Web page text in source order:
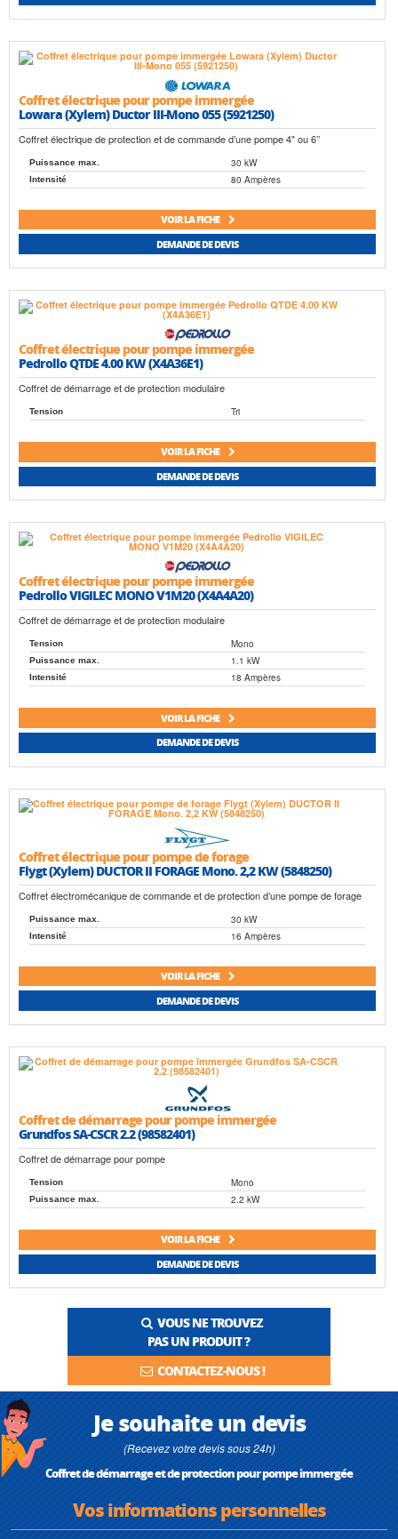
Coffret électrique pour pompe immergée
Lowara (Xylem) Ductor III-Mono 055 (5921250)
Coffret électrique de protection et de commande d’une pompe 4" ou 6’’
Puissance max. 30 kW
Intensité 80 Ampères
VOIR LA FICHE
DEMANDE DE DEVIS
Coffret électrique pour pompe immergée
Pedrollo QTDE 4.00 KW (X4A36E1)
Coffret de démarrage et de protection modulaire
Tension Tri
VOIR LA FICHE
DEMANDE DE DEVIS
Coffret électrique pour pompe immergée
Pedrollo VIGILEC MONO V1M20 (X4A4A20)
Coffret de démarrage et de protection modulaire
Tension Mono
Puissance max. 1.1 kW
Intensité 18 Ampères
VOIR LA FICHE
DEMANDE DE DEVIS
Coffret électrique pour pompe de forage
Flygt (Xylem) DUCTOR II FORAGE Mono. 2,2 KW (5848250)
Coffret électromécanique de commande et de protection d’une pompe de forage
Puissance max. 30 kW
Intensité 16 Ampères
VOIR LA FICHE
DEMANDE DE DEVIS
Coffret de démarrage pour pompe immergée
Grundfos SA-CSCR 2.2 (98582401)
Coffret de démarrage pour pompe
Tension Mono
Puissance max. 2.2 kW
VOIR LA FICHE
DEMANDE DE DEVIS
VOUS NE TROUVEZ
PAS UN PRODUIT ?
CONTACTEZ-NOUS !
Je souhaite un devis
(Recevez votre devis sous 24h)
Coffret de démarrage et de protection pour pompe immergée
Vos informations personnelles